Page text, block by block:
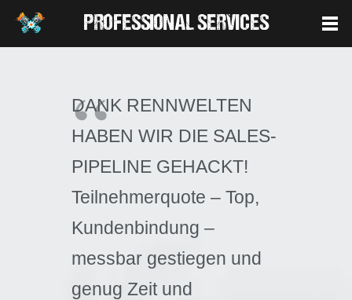
PROFESSIONAL SERVICES
DANK RENNWELTEN
HABEN WIR DIE SALES-
PIPELINE GEHACKT!
Teilnehmerquote – Top,
Kundenbindung –
messbar gestiegen und
genug Zeit und